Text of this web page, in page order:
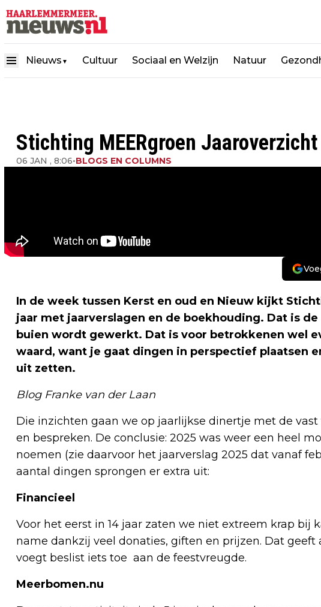
Nieuws ▼ Cultuur Sociaal en Welzijn Natuur
Stichting MEERgroen
06 JAN , 8:06•BLOGS EN COLUMNS
In de week tussen Kerst en oud en Nieuw kijkt
jaar met jaarverslagen en de boekhouding. Dat is
buien wordt gewerkt. Dat is voor betrokkenen wel
waard, want je gaat dingen in perspectief plaatsen
uit zetten.
Blog Franke van der Laan
Die inzichten gaan we op jaarlijkse dinertje met de
en bespreken. De conclusie: 2025 was weer een heel
noemen (zie daarvoor het jaarverslag 2025 dat vanaf
aantal dingen sprongen er extra uit:
Financieel
Voor het eerst in 14 jaar zaten we niet extreem krap bij
name dankzij veel donaties, giften en prijzen. Dat
voegt beslist iets toe aan de feestvreugde.
Meerbomen.nu